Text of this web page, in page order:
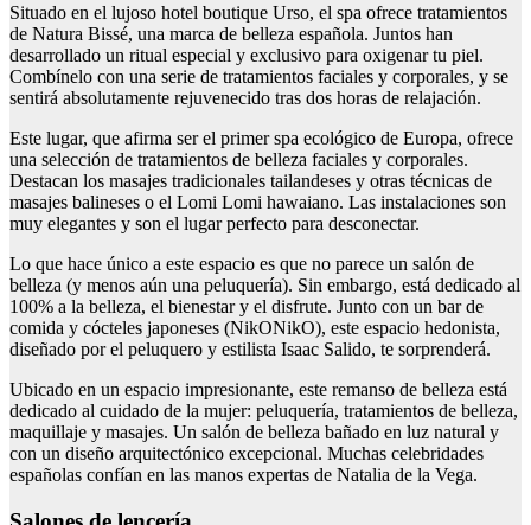
Situado en el lujoso hotel boutique Urso, el spa ofrece tratamientos
de Natura Bissé, una marca de belleza española. Juntos han
desarrollado un ritual especial y exclusivo para oxigenar tu piel.
Combínelo con una serie de tratamientos faciales y corporales, y se
sentirá absolutamente rejuvenecido tras dos horas de relajación.
Este lugar, que afirma ser el primer spa ecológico de Europa, ofrece
una selección de tratamientos de belleza faciales y corporales.
Destacan los masajes tradicionales tailandeses y otras técnicas de
masajes balineses o el Lomi Lomi hawaiano. Las instalaciones son
muy elegantes y son el lugar perfecto para desconectar.
Lo que hace único a este espacio es que no parece un salón de
belleza (y menos aún una peluquería). Sin embargo, está dedicado al
100% a la belleza, el bienestar y el disfrute. Junto con un bar de
comida y cócteles japoneses (NikONikO), este espacio hedonista,
diseñado por el peluquero y estilista Isaac Salido, te sorprenderá.
Ubicado en un espacio impresionante, este remanso de belleza está
dedicado al cuidado de la mujer: peluquería, tratamientos de belleza,
maquillaje y masajes. Un salón de belleza bañado en luz natural y
con un diseño arquitectónico excepcional. Muchas celebridades
españolas confían en las manos expertas de Natalia de la Vega.